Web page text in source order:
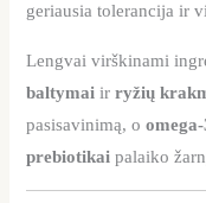
geriausia tolerancija ir
Lengvai virškinami
baltymai irryžių
pasisavinimą, o
prebiotikai palaiko